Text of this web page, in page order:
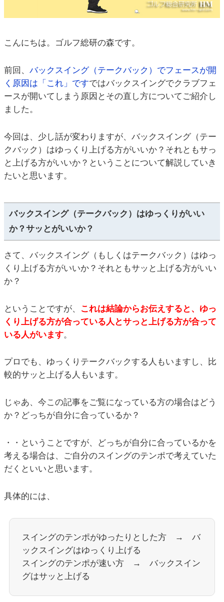
こんにちは。ゴルフ総研の森です。
前回、 バックスイング（テークバック）でフェースが開
く原因は「これ」ですではバックスイングでクラブフェ
ースが開いてしまう原因とその直し方についてご紹介し
ました。
今回は、少し話が変わりますが、バックスイング（テー
クバック）はゆっくり上げる方がいいか？それともサっ
と上げる方がいいか？ということについて解説していき
たいと思います。
バックスイング（テークバック）はゆっくりがいい
か？サッとがいいか？
さて、バックスイング（もしくはテークバック）はゆっ
くり上げる方がいいか？それともサッと上げる方がいい
か？
ということですが、
これは結論からお伝えすると、ゆっ
くり上げる方が合っている人とサっと上げる方が合って
いる人がいます。
プロでも、ゆっくりテークバックする人もいますし、比
較的サッと上げる人もいます。
じゃあ、今この記事をご覧になっている方の場合はどう
か？どっちが自分に合っているか？
・・ということですが、どっちが自分に合っているかを
考える場合は、ご自分のスイングのテンポで考えていた
だくといいと思います。
具体的には、
スイングのテンポがゆったりとした方 → バ
ックスイングはゆっくり上げる
スイングのテンポが速い方 → バックスイン
グはサッと上げる